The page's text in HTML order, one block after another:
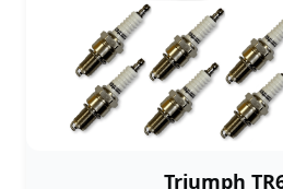
Triumph